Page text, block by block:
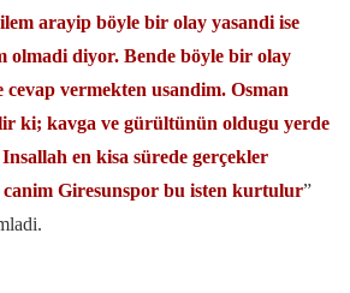
arayip böyle bir olay yasandi ise
olmadi diyor. Bende böyle bir olay
vermekten usandim. Osman
ki; kavga ve gürültünün oldugu yerde
en kisa sürede gerçekler
Giresunspor bu isten kurtulur”